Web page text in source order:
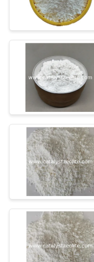
PRIVACY
POLICY
SAPO-
TS-1
Katalis